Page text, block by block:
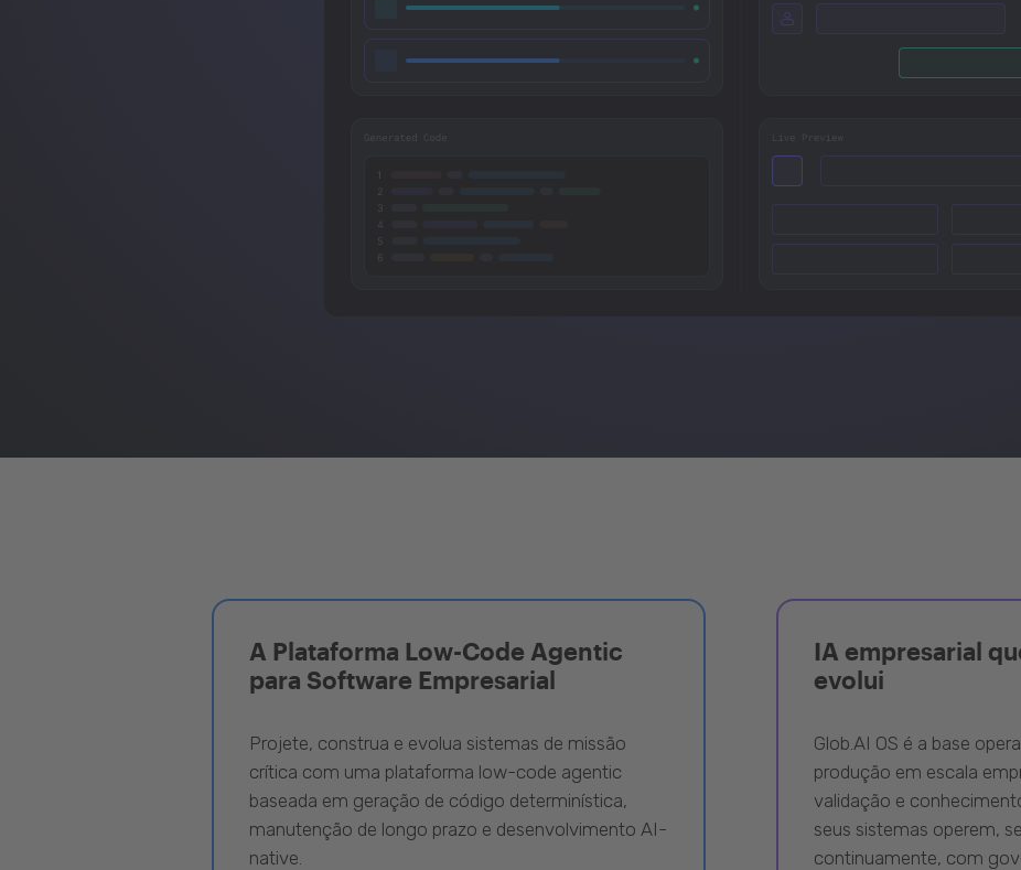
A Plataforma Low-Code Agentic
para Software Empresarial
Projete, construa e evolua sistemas de missão
crítica com uma plataforma low-code agentic
baseada em geração de código determinística,
manutenção de longo prazo e desenvolvimento AI-
native.
IA empresarial
evolui
Glob.AI OS é a base
produção em escala
validação e
seus sistemas operem,
continuamente, com